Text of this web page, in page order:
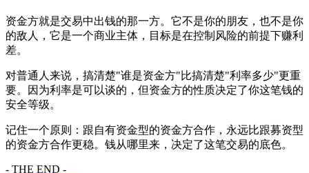
资金方就是交易中出钱的那一方。它不是你的朋友，也不是你
的敌人，它是一个商业主体，目标是在控制风险的前提下赚利
差。
对普通人来说，搞清楚"谁是资金方"比搞清楚"利率多少"更重
要。因为利率是可以谈的，但资金方的性质决定了你这笔钱的
安全等级。
记住一个原则：跟自有资金型的资金方合作，永远比跟募资型
的资金方合作更稳。钱从哪里来，决定了这笔交易的底色。
- THE END -